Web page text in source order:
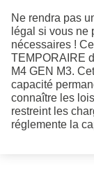
Ne rendra pas
légal si vous ne
nécessaires !
TEMPORAIRE
M4 GEN M3.
capacité
connaître les
restreint les
réglemente la